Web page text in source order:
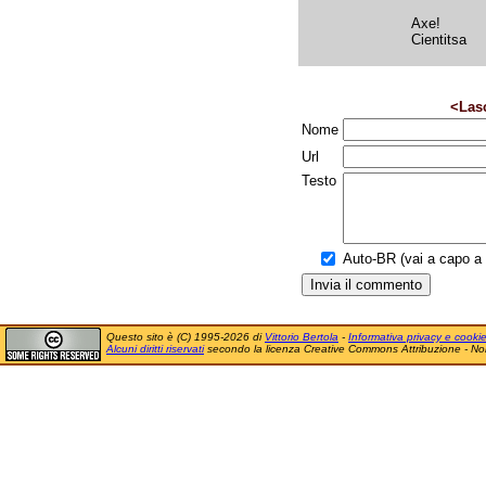
Axe!
Cientitsa
Nome
Url
Testo
Auto-BR (vai a capo a
Questo sito è (C) 1995-2026 di Vittorio Bertola - Informativa privacy e cookie
Alcuni diritti riservatisecondo la licenza Creative Commons Attribuzione -